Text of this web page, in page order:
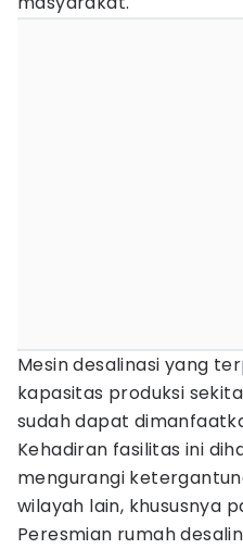
Mesin desalinasi yang
kapasitas produksi
sudah dapat
Kehadiran fasilitas ini
mengurangi
wilayah lain, khususnya
Peresmian rumah